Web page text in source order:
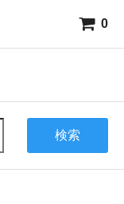
0
検索